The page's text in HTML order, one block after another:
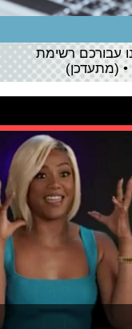
עבורכם רשימת
• (מתעדכן)